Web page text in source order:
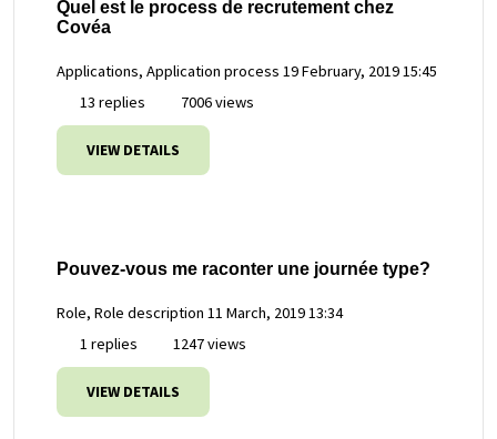
Quel est le process de recrutement chez
Covéa
Applications, Application process 19 February, 2019 15:45
13 replies
7006 views
VIEW DETAILS
Pouvez-vous me raconter une journée type?
Role, Role description 11 March, 2019 13:34
1 replies
1247 views
VIEW DETAILS